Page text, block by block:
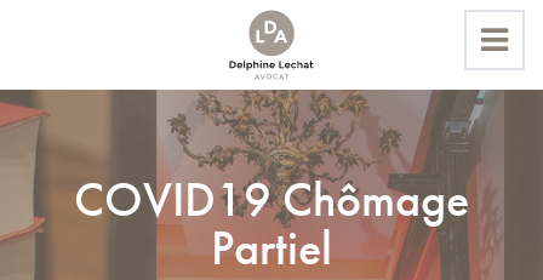
Accueil
Actualités
COVID19 Chômage Partiel
COVID19 Chômage
Partiel